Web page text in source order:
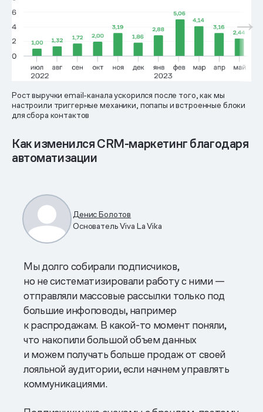
Рост выручки email-канала ускорился после того, как мы
настроили триггерные механики, попапы и встроенные блоки
для сбора контактов
Как изменился CRM-маркетинг благодаря
автоматизации
Денис Болотов
Основатель Viva La Vika
Мы долго собирали подписчиков,
но не систематизировали работу с ними —
отправляли массовые рассылки только под
большие инфоповоды, например
к распродажам. В какой-то момент поняли,
что накопили большой объем данных
и можем получать больше продаж от своей
лояльной аудитории, если начнем управлять
коммуникациями.